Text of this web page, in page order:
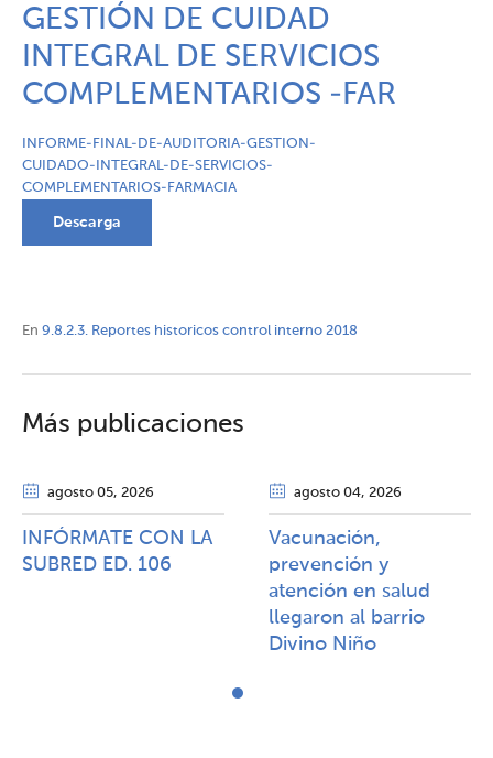
GESTIÓN DE CUIDAD
INTEGRAL DE SERVICIOS
COMPLEMENTARIOS -FAR
INFORME-FINAL-DE-AUDITORIA-GESTION-
CUIDADO-INTEGRAL-DE-SERVICIOS-
COMPLEMENTARIOS-FARMACIA
Descarga
En 9.8.2.3. Reportes historicos control interno 2018
Más publicaciones
agosto 05, 2026
INFÓRMATE CON LA
SUBRED ED. 106
agosto 04, 2026
Vacunación,
prevención y
atención en salud
llegaron al barrio
Divino Niño